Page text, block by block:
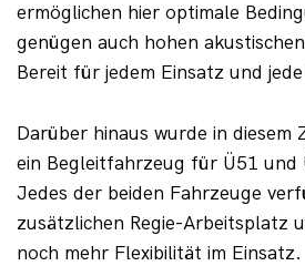
ermöglichen hier optimale
genügen auch hohen
Bereit für jedem Einsatz und
Darüber hinaus wurde in diesem
ein Begleitfahrzeug für Ü51 und
Jedes der beiden Fahrzeuge
zusätzlichen Regie-Arbeitsplatz
noch mehr Flexibilität im Einsatz.